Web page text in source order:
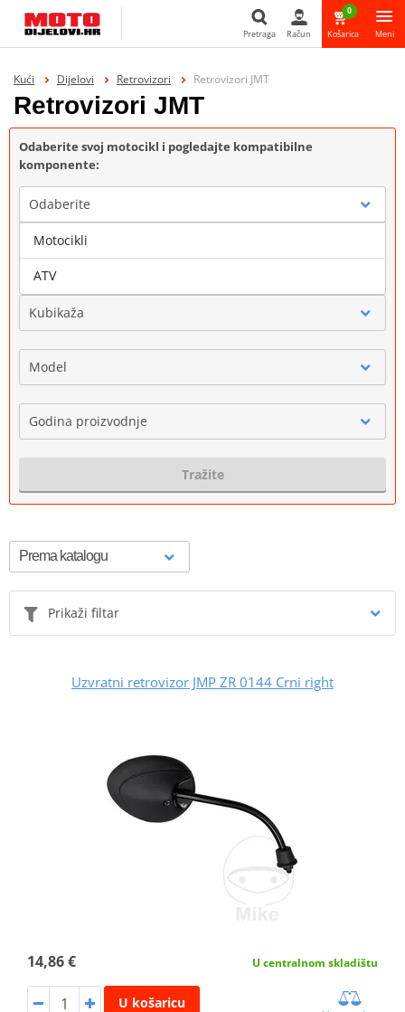
Pretraga Račun
0
Košarica Meni
Kući Dijelovi Retrovizori Retrovizori JMT
Retrovizori JMT
Odaberite svoj motocikl i pogledajte kompatibilne
komponente:
Odaberite
Marka
Kubikaža
Model
Godina proizvodnje
Tražite
Prikaži filtar
Uzvratni retrovizor JMP ZR 0144 Crni right
14,86 € U centralnom skladištu
U košaricu
Motocikli
ATV